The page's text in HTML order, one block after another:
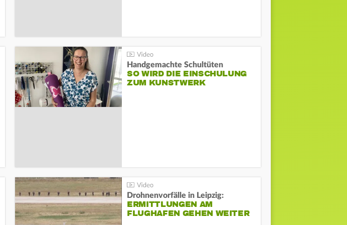
Handgemachte Schultüten
SO WIRD DIE EINSCHULUNG
ZUM KUNSTWERK
Drohnenvorfälle in Leipzig:
ERMITTLUNGEN AM
FLUGHAFEN GEHEN WEITER